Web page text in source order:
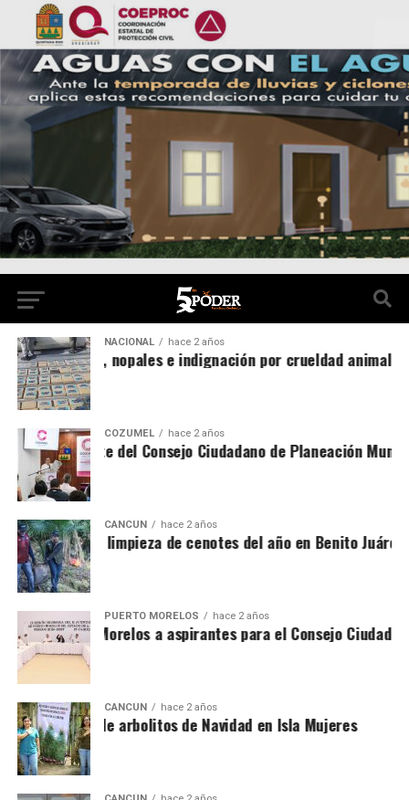
NACIONAL hace 2 años
asegurada, nopales e indignación por crueldad animal
COZUMEL hace 2 años
ser parte del Consejo Ciudadano de Planeación
CANCÚN hace 2 años
primera limpieza de cenotes del año en Benito Juárez
PUERTO MORELOS hace 2 años
Puerto Morelos a aspirantes para el Consejo
CANCÚN hace 2 años
acopio de arbolitos de Navidad en Isla Mujeres